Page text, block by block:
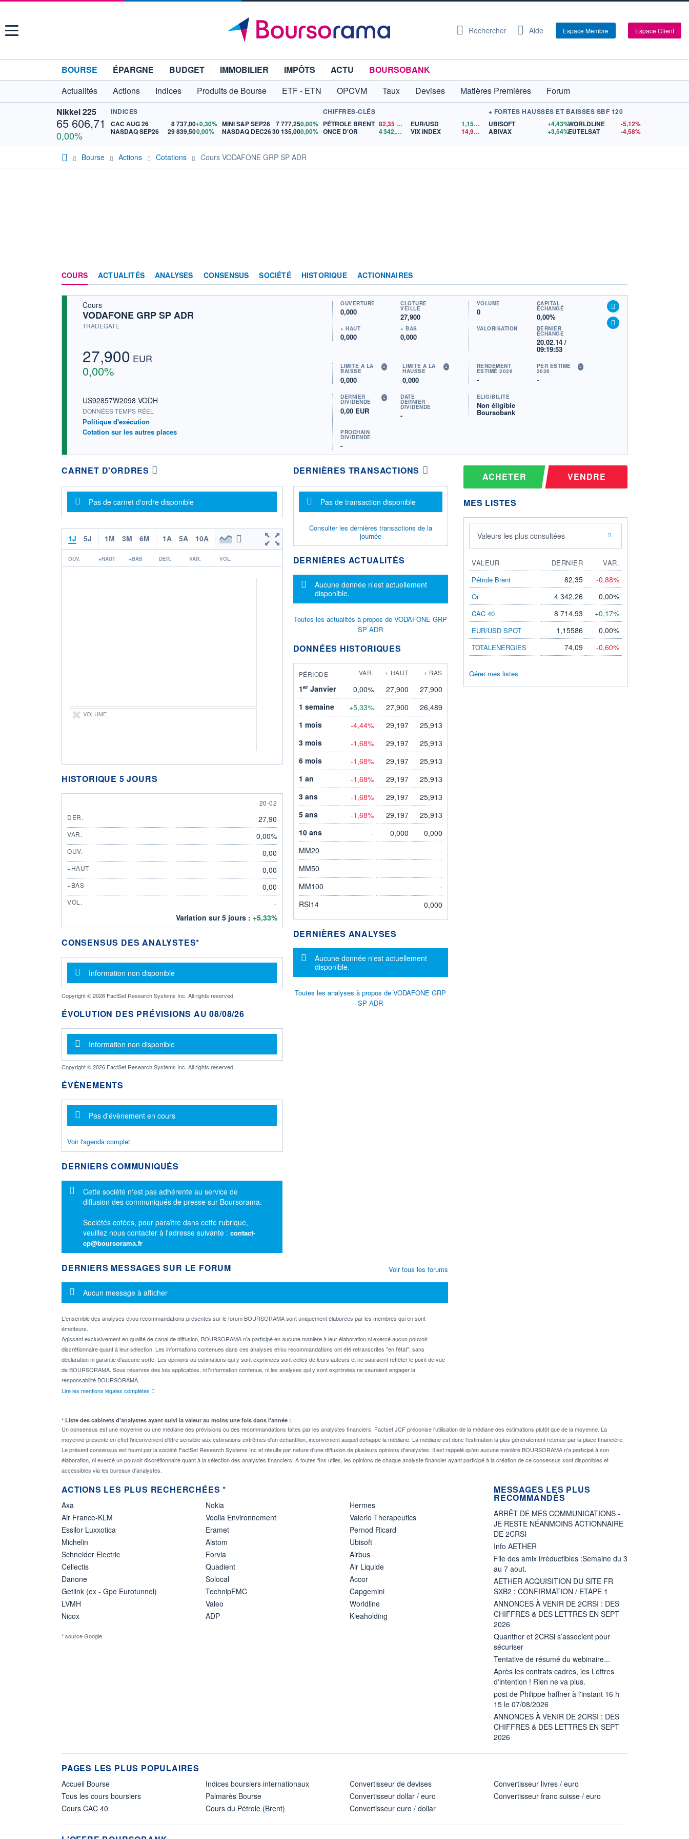
Menu Rechercher Aide Espace Membre Espace Client
BOURSE ÉPARGNE BUDGET IMMOBILIER IMPÔTS ACTU
BOURSOBANK
Actualités
Actions Indices Produits de Bourse ETF - ETN OPCVM Taux Devises Matières Premières
Forum
Nikkei 225
65 606,71
0,00%
INDICES
CAC AUG 26
8 737,00+0,30%
NASDAQ SEP26
29 839,500,00%
MINI S&P SEP26 7 777,250,00%
NASDAQ DEC2630 135,000,00%
CHIFFRES-CLÉS
PÉTROLE BRENT 82,35
ONCE D'OR
4 342,26 $US
EUR/USD 1,1559
$US
VIX INDEX
14,90$US
+ FORTES HAUSSES ET BAISSES SBF 120
UBISOFT
+4,43%
ABIVAX
+3,54%
WORLDLINE
-5,12%
EUTELSAT
-4,58%
Bourse Actions Cotations Cours VODAFONE GRP SP ADR
COURS ACTUALITÉS ANALYSES CONSENSUS SOCIÉTÉ HISTORIQUE ACTIONNAIRES
Cours
VODAFONE GRP SP ADR
TRADEGATE
27,900 EUR
0,00%
US92857W2098 VODH
DONNÉES TEMPS RÉEL
Politique d'exécution
Cotation sur les autres places
OUVERTURE
0,000
CLÔTURE
VEILLE
27,900
+ HAUT
0,000
+ BAS
0,000
VOLUME
0
CAPITAL
ÉCHANGÉ
0,00%
VALORISATION DERNIER
ÉCHANGE
20.02.14 /
09:19:53
LIMITE À LA
BAISSE
0,000
LIMITE À LA
HAUSSE
0,000
RENDEMENT
ESTIMÉ 2026
-
PER ESTIMÉ
2026
-
DERNIER
DIVIDENDE
0,00 EUR
DATE
DERNIER
DIVIDENDE
-
PROCHAIN
DIVIDENDE
-
ÉLIGIBILITÉ
Non éligible
Boursobank
CARNET D'ORDRES
Message d'information
Pas de carnet d'ordre disponible
1J 5J 1M 3M 6M 1A 5A 10A
OUV. +HAUT +BAS DER. VAR. VOL.
VOLUME
HISTORIQUE 5 JOURS
20 FEBRUARY
20-02
DER.
27,90
VAR. 0,00%
OUV. 0,00
+HAUT 0,00
+BAS 0,00
VOL.
-
Variation sur 5 jours : +5,33%
CONSENSUS DES ANALYSTES*
Message d'information
Information non disponible
Copyright © 2026 FactSet Research Systems Inc. All rights reserved.
ÉVOLUTION DES PRÉVISIONS AU 08/08/26
Message d'information
Information non disponible
Copyright © 2026 FactSet Research Systems Inc. All rights reserved.
ÉVÈNEMENTS
Message d'information
Pas d'évènement en cours
Voir l'agenda complet
DERNIERS COMMUNIQUÉS
Message d'information
Cette société n'est pas adhérente au service de
diffusion des communiqués de presse sur Boursorama.
Sociétés cotées, pour paraître dans cette rubrique,
veuillez nous contacter à l'adresse suivante : contact-
cp@boursorama.fr
DERNIÈRES TRANSACTIONS
Message d'information
Pas de transaction disponible
Consulter les dernières transactions de la
journée
DERNIÈRES ACTUALITÉS
Message d'information
Aucune donnée n'est actuellement
disponible.
Toutes les actualités à propos de VODAFONE GRP
SP ADR
DONNÉES HISTORIQUES
PÉRIODE VAR. + HAUT + BAS
1erJanvier 0,00% 27,900
27,900
1 semaine
+5,33% 27,900
26,489
1 mois
-4,44% 29,197
25,913
3 mois
-1,68% 29,197
25,913
6 mois
-1,68% 29,197
25,913
1 an
-1,68% 29,197
25,913
3 ans
-1,68% 29,197
25,913
5 ans
-1,68% 29,197
25,913
10 ans
- 0,000
0,000
MM20
-
MM50
-
MM100
-
RSI14
0,000
DERNIÈRES ANALYSES
Message d'information
Aucune donnée n'est actuellement
disponible.
Toutes les analyses à propos de VODAFONE GRP
SP ADR
DERNIERS MESSAGES SUR LE FORUM
Message d'information
Aucun message à afficher
L'ensemble des analyses et/ou recommandations présentes sur le forum BOURSORAMA sont uniquement élaborées par les membres qui en sont
émetteurs.
Agissant exclusivement en qualité de canal de diffusion, BOURSORAMA n'a participé en aucune manière à leur élaboration ni exercé aucun pouvoir
discrétionnaire quant à leur sélection. Les informations contenues dans ces analyses et/ou recommandations ont été retranscrites "en l'état", sans
déclaration ni garantie d'aucune sorte. Les opinions ou estimations qui y sont exprimées sont celles de leurs auteurs et ne sauraient refléter le point de vue
de BOURSORAMA. Sous réserves des lois applicables, ni l'information contenue, ni les analyses qui y sont exprimées ne sauraient engager la
responsabilité BOURSORAMA.
Lire les mentions légales complètes
Voir tous les forums
ACHETER VENDRE
MES LISTES
Valeurs les plus consultées
VALEUR DERNIER
VAR.
Pétrole Brent
82,35 -0,88%
Or 4 342,26 0,00%
CAC 40 8 714,93 +0,17%
EUR/USD SPOT 1,15586 0,00%
TOTALENERGIES 74,09 -0,60%
Gérer mes listes
* Liste des cabinets d'analystes ayant suivi la valeur au moins une fois dans l'année :
Un consensus est une moyenne ou une médiane des prévisions ou des recommandations faites par les analystes financiers. Factset JCF préconise l'utilisation de la médiane des estimations plutôt que de la moyenne. La
moyenne présente en effet l'inconvénient d'être sensible aux estimations extrêmes d'un échantillon, inconvénient auquel échappe la médiane. La médiane est donc l'estimation la plus généralement retenue par la place financière.
Le présent consensus est fourni par la société FactSet Research Systems Inc et résulte par nature d'une diffusion de plusieurs opinions d'analystes. Il est rappelé qu'en aucune manière BOURSORAMA n'a participé à son
élaboration, ni exercé un pouvoir discrétionnaire quant à la sélection des analystes financiers. A toutes fins utiles, les opinions de chaque analyste financier ayant participé à la création de ce consensus sont disponibles et
accessibles via les bureaux d'analystes.
ACTIONS LES PLUS RECHERCHÉES *
Axa
Air France-KLM
Essilor Luxxotica
Michelin
Schneider Electric
Cellectis
Danone
Getlink (ex - Gpe Eurotunnel)
LVMH
Nicox
Nokia
Veolia Environnement
Eramet
Alstom
Forvia
Quadient
Solocal
TechnipFMC
Valeo
ADP
Hermes
Valerio Therapeutics
Pernod Ricard
Ubisoft
Airbus
Air Liquide
Accor
Capgemini
Worldline
Kleaholding
* source Google
MESSAGES LES PLUS
RECOMMANDÉS
ARRÊT DE MES COMMUNICATIONS -
JE RESTE NÉANMOINS ACTIONNAIRE
DE 2CRSI
Info AETHER
File des amix irréductibles :Semaine du 3
au 7 aout.
AETHER ACQUISITION DU SITE FR
SXB2 : CONFIRMATION / ETAPE 1
ANNONCES À VENIR DE 2CRSI : DES
CHIFFRES & DES LETTRES EN SEPT
2026
Quanthor et 2CRSi s’associent pour
sécuriser
Tentative de résumé du webinaire...
Après les contrats cadres, les Lettres
d'intention ! Rien ne va plus.
post de Philippe haffner à l'instant 16 h
15 le 07/08/2026
ANNONCES À VENIR DE 2CRSI : DES
CHIFFRES & DES LETTRES EN SEPT
2026
PAGES LES PLUS POPULAIRES
Accueil Bourse
Tous les cours boursiers
Cours CAC 40
Indices boursiers internationaux
Palmarès Bourse
Cours du Pétrole (Brent)
Convertisseur de devises
Convertisseur dollar / euro
Convertisseur euro / dollar
Convertisseur livres / euro
Convertisseur franc suisse / euro